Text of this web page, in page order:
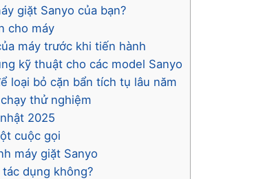
giặt Sanyo của bạn?
cho máy
máy trước khi tiến hành
kỹ thuật cho các model Sanyo
loại bỏ cặn bẩn tích tụ lâu năm
thử nghiệm
2025
cuộc gọi
máy giặt Sanyo
dụng không?